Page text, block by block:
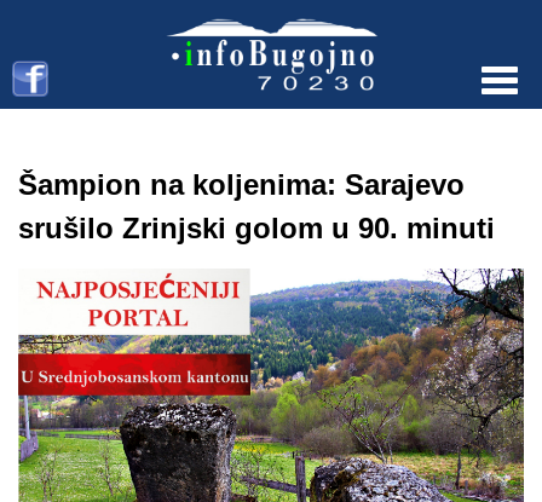
Šampion na koljenima: Sarajevo
srušilo Zrinjski golom u 90. minuti